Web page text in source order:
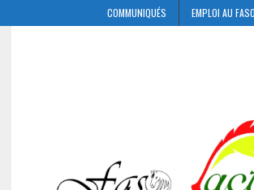
COMMUNIQUÉS EMPLOI AU FASO